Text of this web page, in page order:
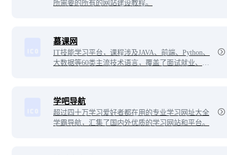
所需要的所有的网站建设教程。
慕课网
IT技能学习平台，课程涉及JAVA、前端、Python、
大数据等60类主流技术语言，覆盖了面试就业、职
学吧导航
超过四十万学习爱好者都在用的专业学习网址大全
学霸导航，汇集了国内外优质的学习网站和平台。